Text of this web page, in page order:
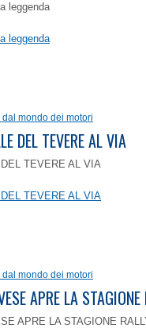
leggenda
leggenda
dal mondo dei motori
DEL TEVERE AL VIA
TEVERE AL VIA
TEVERE AL VIA
dal mondo dei motori
APRE LA
APRE LA STAGIONE